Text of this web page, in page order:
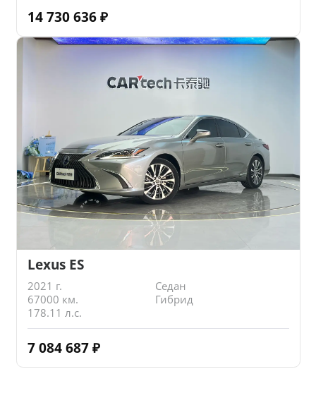
14 730 636 ₽
Lexus ES
2021 г.
Седан
67000 км.
Гибрид
178.11 л.с.
7 084 687 ₽